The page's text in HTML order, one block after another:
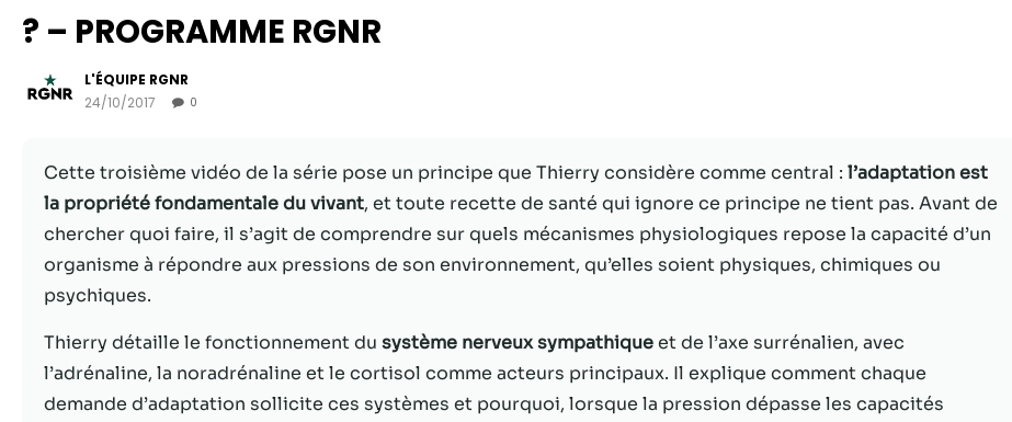
? – PROGRAMME RGNR
L'ÉQUIPE RGNR
24/10/2017
0
Cette troisième vidéo de la série pose un principe que Thierry considère comme central : l’adaptation est
la propriété fondamentale du vivant, et toute recette de santé qui ignore ce principe ne tient pas. Avant de
chercher quoi faire, il s’agit de comprendre sur quels mécanismes physiologiques repose la capacité d’un
organisme à répondre aux pressions de son environnement, qu’elles soient physiques, chimiques ou
psychiques.
Thierry détaille le fonctionnement du système nerveux sympathiqueet de l’axe surrénalien, avec
l’adrénaline, la noradrénaline et le cortisol comme acteurs principaux. Il explique comment chaque
demande d’adaptation sollicite ces systèmes et pourquoi, lorsque la pression dépasse les capacités
et la structure
du site Web,
en fonction
de la façon
dont le site
Web est
Experience
Afin que notre